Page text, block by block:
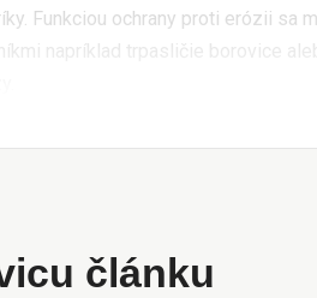
Funkciou ochrany proti erózii
napríklad trpasličie borovice
článku